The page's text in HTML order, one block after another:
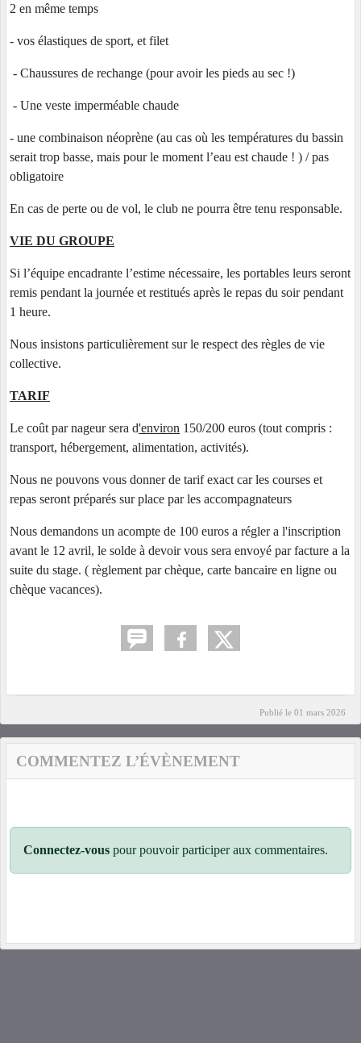
2 en même temps
- vos élastiques de sport, et filet
- Chaussures de rechange (pour avoir les pieds au sec !)
- Une veste imperméable chaude
- une combinaison néoprène (au cas où les températures du bassin
serait trop basse, mais pour le moment l’eau est chaude ! ) / pas
obligatoire
En cas de perte ou de vol, le club ne pourra être tenu responsable.
VIE DU GROUPE
Si l’équipe encadrante l’estime nécessaire, les portables leurs seront
remis pendant la journée et restitués après le repas du soir pendant
1 heure.
Nous insistons particulièrement sur le respect des règles de vie
collective.
TARIF
Le coût par nageur sera d'environ 150/200 euros (tout compris :
transport, hébergement, alimentation, activités).
Nous ne pouvons vous donner de tarif exact car les courses et
repas seront préparés sur place par les accompagnateurs
Nous demandons un acompte de 100 euros a régler a l'inscription
avant le 12 avril, le solde à devoir vous sera envoyé par facture a la
suite du stage. ( règlement par chèque, carte bancaire en ligne ou
chèque vacances).
Publié le 01 mars 2026
COMMENTEZ L’ÉVÈNEMENT
Connectez-vous pour pouvoir participer aux commentaires.